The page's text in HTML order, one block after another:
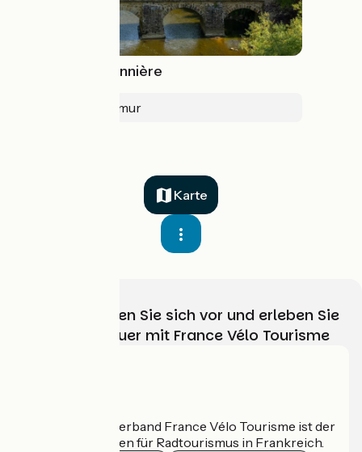
La Vélobuissonnière
Alençon > Saumur
Karte
Wählen, bereiten Sie sich vor und erleben Sie
Ihr Radabenteuer mit France Vélo Tourisme
Der nationale Verband France Vélo Tourisme ist der
offizielle Leitfaden für Radtourismus in Frankreich.